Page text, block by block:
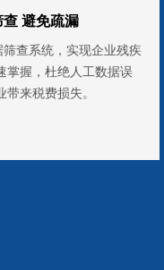
查 避免疏漏
查系统，实现企业残疾
掌握，杜绝人工数据误
带来税费损失。